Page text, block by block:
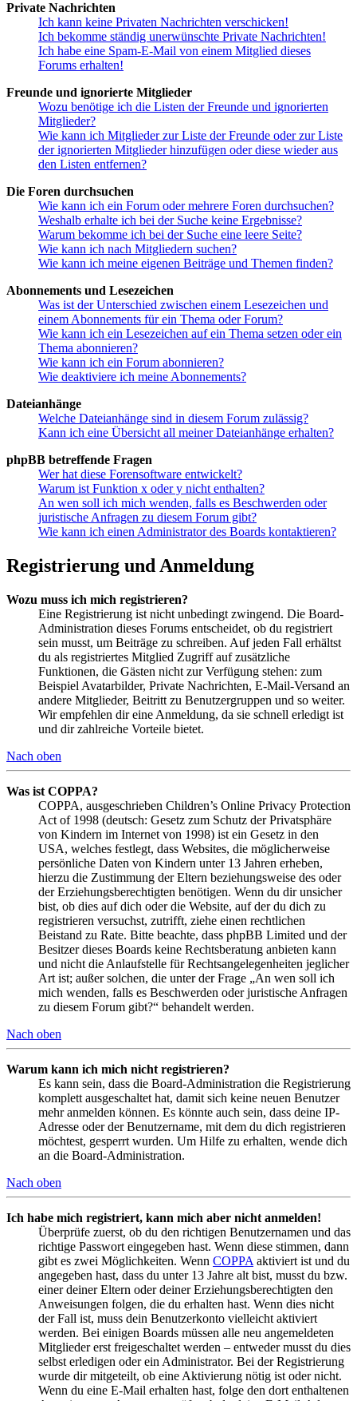
Private Nachrichten
Ich kann keine Privaten Nachrichten verschicken!
Ich bekomme ständig unerwünschte Private Nachrichten!
Ich habe eine Spam-E-Mail von einem Mitglied dieses
Forums erhalten!
Freunde und ignorierte Mitglieder
Wozu benötige ich die Listen der Freunde und ignorierten
Mitglieder?
Wie kann ich Mitglieder zur Liste der Freunde oder zur Liste
der ignorierten Mitglieder hinzufügen oder diese wieder aus
den Listen entfernen?
Die Foren durchsuchen
Wie kann ich ein Forum oder mehrere Foren durchsuchen?
Weshalb erhalte ich bei der Suche keine Ergebnisse?
Warum bekomme ich bei der Suche eine leere Seite?
Wie kann ich nach Mitgliedern suchen?
Wie kann ich meine eigenen Beiträge und Themen finden?
Abonnements und Lesezeichen
Was ist der Unterschied zwischen einem Lesezeichen und
einem Abonnements für ein Thema oder Forum?
Wie kann ich ein Lesezeichen auf ein Thema setzen oder ein
Thema abonnieren?
Wie kann ich ein Forum abonnieren?
Wie deaktiviere ich meine Abonnements?
Dateianhänge
Welche Dateianhänge sind in diesem Forum zulässig?
Kann ich eine Übersicht all meiner Dateianhänge erhalten?
phpBB betreffende Fragen
Wer hat diese Forensoftware entwickelt?
Warum ist Funktion x oder y nicht enthalten?
An wen soll ich mich wenden, falls es Beschwerden oder
juristische Anfragen zu diesem Forum gibt?
Wie kann ich einen Administrator des Boards kontaktieren?
Registrierung und Anmeldung
Wozu muss ich mich registrieren?
Eine Registrierung ist nicht unbedingt zwingend. Die Board-
Administration dieses Forums entscheidet, ob du registriert
sein musst, um Beiträge zu schreiben. Auf jeden Fall erhältst
du als registriertes Mitglied Zugriff auf zusätzliche
Funktionen, die Gästen nicht zur Verfügung stehen: zum
Beispiel Avatarbilder, Private Nachrichten, E-Mail-Versand an
andere Mitglieder, Beitritt zu Benutzergruppen und so weiter.
Wir empfehlen dir eine Anmeldung, da sie schnell erledigt ist
und dir zahlreiche Vorteile bietet.
Nach oben
Was ist COPPA?
COPPA, ausgeschrieben Children’s Online Privacy Protection
Act of 1998 (deutsch: Gesetz zum Schutz der Privatsphäre
von Kindern im Internet von 1998) ist ein Gesetz in den
USA, welches festlegt, dass Websites, die möglicherweise
persönliche Daten von Kindern unter 13 Jahren erheben,
hierzu die Zustimmung der Eltern beziehungsweise des oder
der Erziehungsberechtigten benötigen. Wenn du dir unsicher
bist, ob dies auf dich oder die Website, auf der du dich zu
registrieren versuchst, zutrifft, ziehe einen rechtlichen
Beistand zu Rate. Bitte beachte, dass phpBB Limited und der
Besitzer dieses Boards keine Rechtsberatung anbieten kann
und nicht die Anlaufstelle für Rechtsangelegenheiten jeglicher
Art ist; außer solchen, die unter der Frage „An wen soll ich
mich wenden, falls es Beschwerden oder juristische Anfragen
zu diesem Forum gibt?“ behandelt werden.
Nach oben
Warum kann ich mich nicht registrieren?
Es kann sein, dass die Board-Administration die Registrierung
komplett ausgeschaltet hat, damit sich keine neuen Benutzer
mehr anmelden können. Es könnte auch sein, dass deine IP-
Adresse oder der Benutzername, mit dem du dich registrieren
möchtest, gesperrt wurden. Um Hilfe zu erhalten, wende dich
an die Board-Administration.
Nach oben
Ich habe mich registriert, kann mich aber nicht anmelden!
Überprüfe zuerst, ob du den richtigen Benutzernamen und das
richtige Passwort eingegeben hast. Wenn diese stimmen, dann
gibt es zwei Möglichkeiten. Wenn COPPA aktiviert ist und du
angegeben hast, dass du unter 13 Jahre alt bist, musst du bzw.
einer deiner Eltern oder deiner Erziehungsberechtigten den
Anweisungen folgen, die du erhalten hast. Wenn dies nicht
der Fall ist, muss dein Benutzerkonto vielleicht aktiviert
werden. Bei einigen Boards müssen alle neu angemeldeten
Mitglieder erst freigeschaltet werden – entweder musst du dies
selbst erledigen oder ein Administrator. Bei der Registrierung
wurde dir mitgeteilt, ob eine Aktivierung nötig ist oder nicht.
Wenn du eine E-Mail erhalten hast, folge den dort enthaltenen